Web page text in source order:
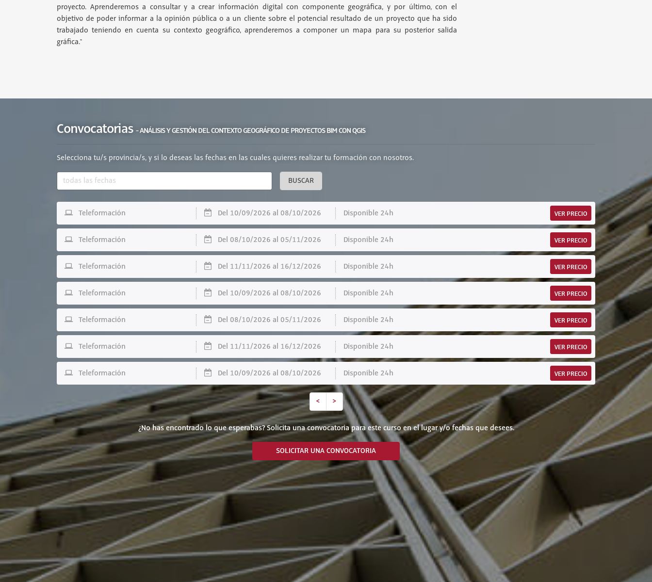
proyecto. Aprenderemos a consultar y a crear información digital con componente geográfica, y por último, con el
objetivo de poder informar a la opinión pública o a un cliente sobre el potencial resultado de un proyecto que ha sido
trabajado teniendo en cuenta su contexto geográfico, aprenderemos a componer un mapa para su posterior salida
gráfica."
Convocatorias - ANÁLISIS Y GESTIÓN DEL CONTEXTO GEOGRÁFICO DE PROYECTOS BIM CON QGIS
Selecciona tu/s provincia/s, y si lo deseas las fechas en las cuales quieres realizar tu formación con nosotros.
BUSCAR
Teleformación Del 10/09/2026 al 08/10/2026 Disponible 24h VER PRECIO
Teleformación Del 08/10/2026 al 05/11/2026 Disponible 24h VER PRECIO
Teleformación Del 11/11/2026 al 16/12/2026 Disponible 24h VER PRECIO
Teleformación Del 10/09/2026 al 08/10/2026 Disponible 24h VER PRECIO
Teleformación Del 08/10/2026 al 05/11/2026 Disponible 24h VER PRECIO
Teleformación Del 11/11/2026 al 16/12/2026 Disponible 24h VER PRECIO
Teleformación Del 10/09/2026 al 08/10/2026 Disponible 24h VER PRECIO
< >
¿No has encontrado lo que esperabas? Solicita una convocatoria para este curso en el lugar y/o fechas que desees.
SOLICITAR UNA CONVOCATORIA